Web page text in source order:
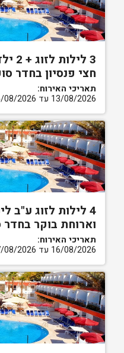
3
חצי פנסיון בחדר
תאריכי האירוח:
13/08/2026 עד 16/08/2026
4 לילות לזוג ע"ב
וארוחת בוקר
תאריכי האירוח:
16/08/2026 עד 27/08/2026